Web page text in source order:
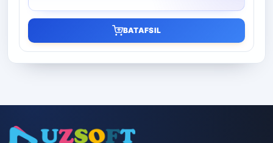
BATAFSIL